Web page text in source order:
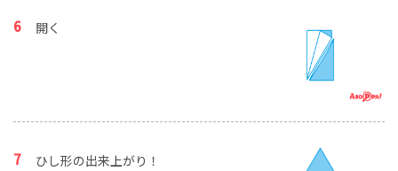
開く
ひし形の出来上がり！